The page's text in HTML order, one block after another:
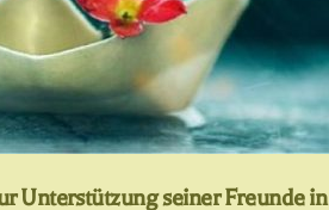
Unterstützung seiner Freunde in